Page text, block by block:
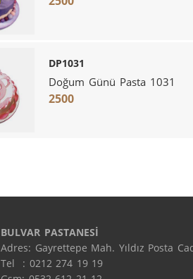
DP1031
Doğum Günü Pasta 1031
2500
BULVAR PASTANESİ
Adres: Gayrettepe Mah. Yıldız Posta
Tel  : 0212 274 19 19